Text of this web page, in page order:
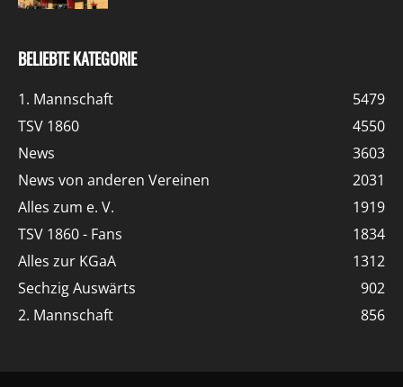
BELIEBTE KATEGORIE
1. Mannschaft
5479
TSV 1860
4550
News
3603
News von anderen Vereinen
2031
Alles zum e. V.
1919
TSV 1860 - Fans
1834
Alles zur KGaA
1312
Sechzig Auswärts
902
2. Mannschaft
856